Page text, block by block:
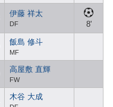
伊藤 祥太
DF 8'
飯島 修斗
MF
高屋敷 直輝
FW
木谷 大成